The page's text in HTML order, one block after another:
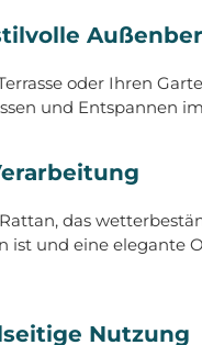
oder Ihren
und Entspannen
das
ist und eine
Nutzung